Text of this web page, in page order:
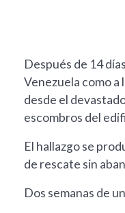
Después de 14
Venezuela como a
desde el
escombros del
El hallazgo se
de rescate sin
Dos semanas de